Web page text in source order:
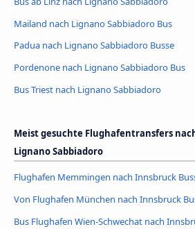
Mailand nach Lignano Sabbiadoro Bus
Padua nach Lignano Sabbiadoro Busse
Pordenone nach Lignano Sabbiadoro Bus
Bus Triest nach Lignano Sabbiadoro
Meist gesuchte Flughafentransfers
Lignano Sabbiadoro
Flughafen Memmingen nach Innsbruck
Von Flughafen München nach Innsbruck
Bus Flughafen Wien-Schwechat nach